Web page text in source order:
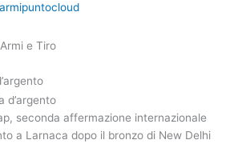
armipuntocloud
e Tiro
seconda affermazione internazionale
a Larnaca dopo il bronzo di New Delhi